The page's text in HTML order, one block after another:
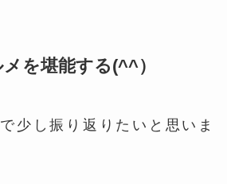
を堪能する(^^）
少し振り返りたいと思いま